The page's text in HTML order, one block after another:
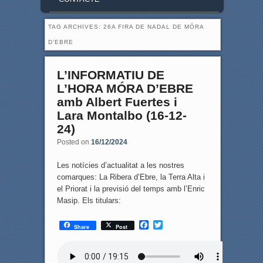
TAG ARCHIVES: 26A FIRA DE NADAL DE MÓRA
D’EBRE
L’INFORMATIU DE
L’HORA MÓRA D’EBRE
amb Albert Fuertes i
Lara Montalbo (16-12-
24)
Posted on 16/12/2024
Les notícies d’actualitat a les nostres
comarques: La Ribera d’Ebre, la Terra Alta i
el Priorat i la previsió del temps amb l’Enric
Masip. Els titulars:
Share Post
F
T